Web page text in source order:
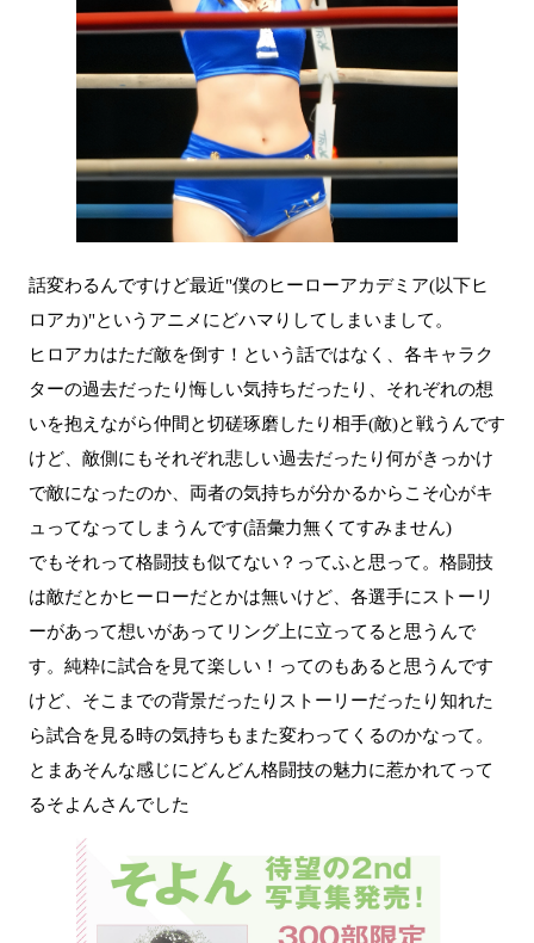
話変わるんですけど最近"僕のヒーローアカデミア(以下ヒ
ロアカ)"というアニメにどハマりしてしまいまして。
ヒロアカはただ敵を倒す！という話ではなく、各キャラク
ターの過去だったり悔しい気持ちだったり、それぞれの想
いを抱えながら仲間と切磋琢磨したり相手(敵)と戦うんです
けど、敵側にもそれぞれ悲しい過去だったり何がきっかけ
で敵になったのか、両者の気持ちが分かるからこそ心がキ
ュってなってしまうんです(語彙力無くてすみません)
でもそれって格闘技も似てない？ってふと思って。格闘技
は敵だとかヒーローだとかは無いけど、各選手にストーリ
ーがあって想いがあってリング上に立ってると思うんで
す。純粋に試合を見て楽しい！ってのもあると思うんです
けど、そこまでの背景だったりストーリーだったり知れた
ら試合を見る時の気持ちもまた変わってくるのかなって。
とまあそんな感じにどんどん格闘技の魅力に惹かれてって
るそよんさんでした